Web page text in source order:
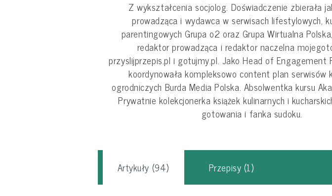
Z wykształcenia socjolog. Doświadczenie zbierała
prowadząca i wydawca w serwisach lifestylowych,
parentingowych Grupa o2 oraz Grupa Wirtualna
redaktor prowadząca i redaktor naczelna
przyslijprzepis.pl i gotujmy.pl. Jako Head of Engagement
koordynowała kompleksowo content plan serwisów
ogrodniczych Burda Media Polska. Absolwentka kursu
Prywatnie kolekcjonerka książek kulinarnych i
gotowania i fanka sudoku.
Artykuły (94) Przepisy (1)